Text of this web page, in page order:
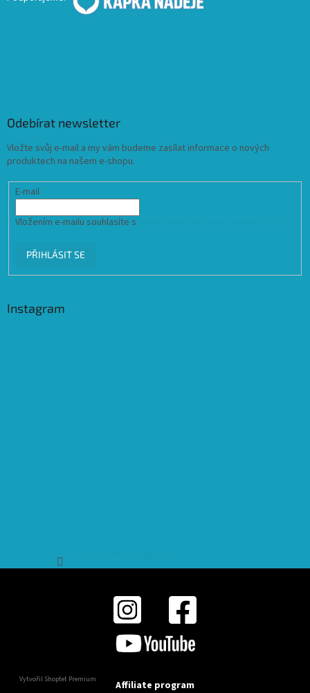
Odebírat newsletter
Vložte svůj e-mail a my vám budeme zasílat informace o nových
produktech na našem e-shopu.
E-mail
Vložením e-mailu souhlasíte s
PŘIHLÁSIT SE
Instagram
Vytvořil Shoptet Premium Affiliate program